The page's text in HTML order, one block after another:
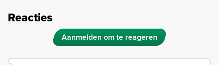
Reacties
Aanmelden om te reageren